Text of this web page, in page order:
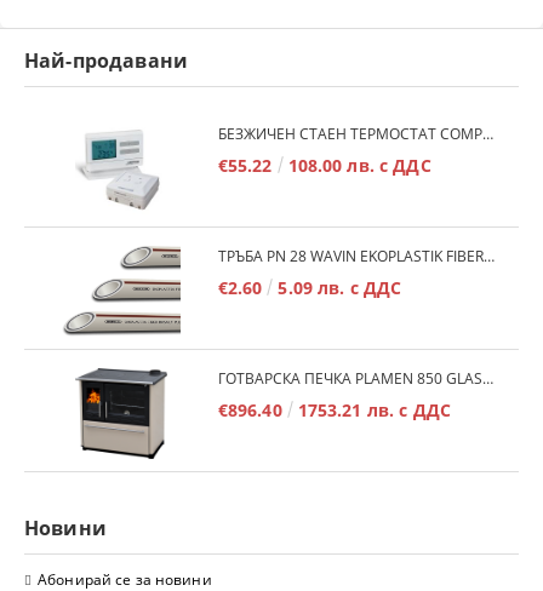
Най-продавани
БЕЗЖИЧЕН СТАЕН ТЕРМОСТАТ COMPUTHERM Q7RF
€55.22 108.00 лв. с ДДС
ТРЪБА PN 28 WAVIN EKOPLASTIK FIBER BASALT PLUS - 3М/БР.
€2.60 5.09 лв. с ДДС
ГОТВАРСКА ПЕЧКА PLAMEN 850 GLAS 11KW
€896.40 1753.21 лв. с ДДС
Новини
Абонирай се за новини